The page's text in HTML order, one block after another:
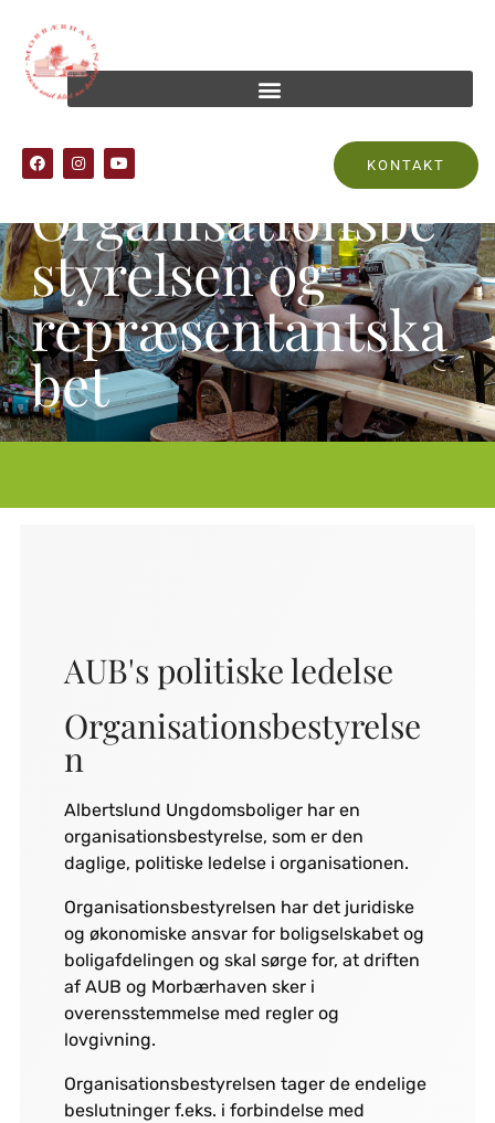
KONTAKT
Organisationsbe
styrelsen og
repræsentantska
bet
AUB's politiske ledelse
Organisationsbestyrelse
n
Albertslund Ungdomsboliger har en
organisationsbestyrelse, som er den
daglige, politiske ledelse i organisationen.
Organisationsbestyrelsen har det juridiske
og økonomiske ansvar for boligselskabet og
boligafdelingen og skal sørge for, at driften
af AUB og Morbærhaven sker i
overensstemmelse med regler og
lovgivning.
Organisationsbestyrelsen tager de endelige
beslutninger f.eks. i forbindelse med